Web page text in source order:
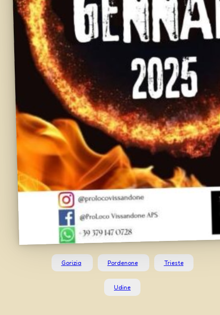
Gorizia Pordenone Trieste
Udine